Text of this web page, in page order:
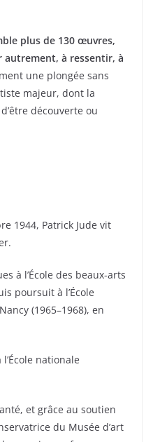
plus de 130 œuvres,
à ressentir, à
une plongée sans
majeur, dont la
découverte ou
1944, Patrick Jude vit
à l’École des beaux-arts
poursuit à l’École
(1965–1968), en
nationale
et grâce au soutien
du Musée d’art